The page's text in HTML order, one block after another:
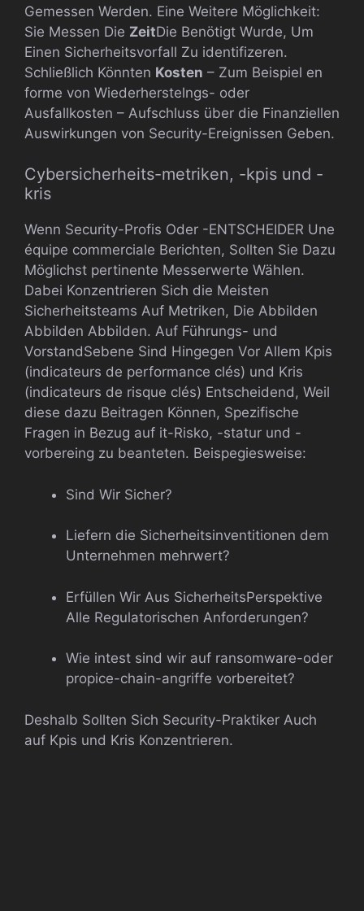
Gemessen Werden. Eine Weitere Möglichkeit:
Sie Messen Die ZeitDie Benötigt Wurde, Um
Einen Sicherheitsvorfall Zu identifizeren.
Schließlich Könnten Kosten – Zum Beispiel en
forme von Wiederherstelngs- oder
Ausfallkosten – Aufschluss über die Finanziellen
Auswirkungen von Security-Ereignissen Geben.
Cybersicherheits-metriken, -kpis und -
kris
Wenn Security-Profis Oder -ENTSCHEIDER Une
équipe commerciale Berichten, Sollten Sie Dazu
Möglichst pertinente Messerwerte Wählen.
Dabei Konzentrieren Sich die Meisten
Sicherheitsteams Auf Metriken, Die Abbilden
Abbilden Abbilden. Auf Führungs- und
VorstandSebene Sind Hingegen Vor Allem Kpis
(indicateurs de performance clés) und Kris
(indicateurs de risque clés) Entscheidend, Weil
diese dazu Beitragen Können, Spezifische
Fragen in Bezug auf it-Risko, -statur und -
vorbereing zu beanteten. Beispegiesweise:
Sind Wir Sicher?
Liefern die Sicherheitsinventitionen dem
Unternehmen mehrwert?
Erfüllen Wir Aus SicherheitsPerspektive
Alle Regulatorischen Anforderungen?
Wie intest sind wir auf ransomware-oder
propice-chain-angriffe vorbereitet?
Deshalb Sollten Sich Security-Praktiker Auch
auf Kpis und Kris Konzentrieren.